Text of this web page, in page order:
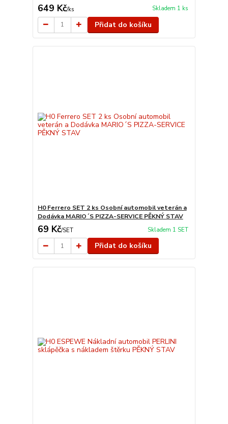
649 Kč/ks Skladem 1 ks
Přidat do košíku
H0 Ferrero SET 2 ks Osobní automobil veterán a
Dodávka MARIO´S PIZZA-SERVICE PĚKNÝ STAV
69 Kč/SET Skladem 1 SET
Přidat do košíku